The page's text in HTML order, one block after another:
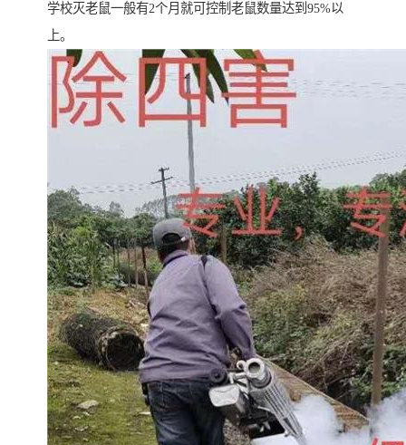
学校灭老鼠一般有2个月就可控制老鼠数量达到95%以
上。